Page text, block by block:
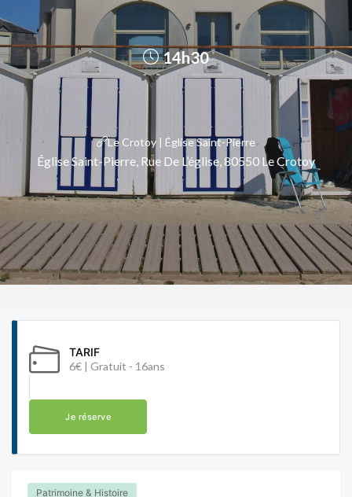
14h30
Le Crotoy | Église Saint-Pierre
Église Saint-Pierre, Rue De L’église, 80550 Le Crotoy
TARIF
6€ | Gratuit - 16ans
Je réserve
Patrimoine & Histoire